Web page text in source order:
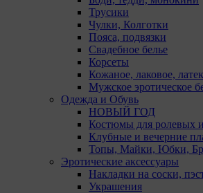
Трусики
Чулки, Колготки
Пояса, подвязки
Свадебное белье
Корсеты
Кожаное, лаковое,
Мужское эротическое
Одежда и Обувь
НОВЫЙ ГОД
Костюмы для ролевых
Клубные и вечерние
Топы, Майки, Юбки,
Эротические аксессуары
Накладки на соски,
Украшения